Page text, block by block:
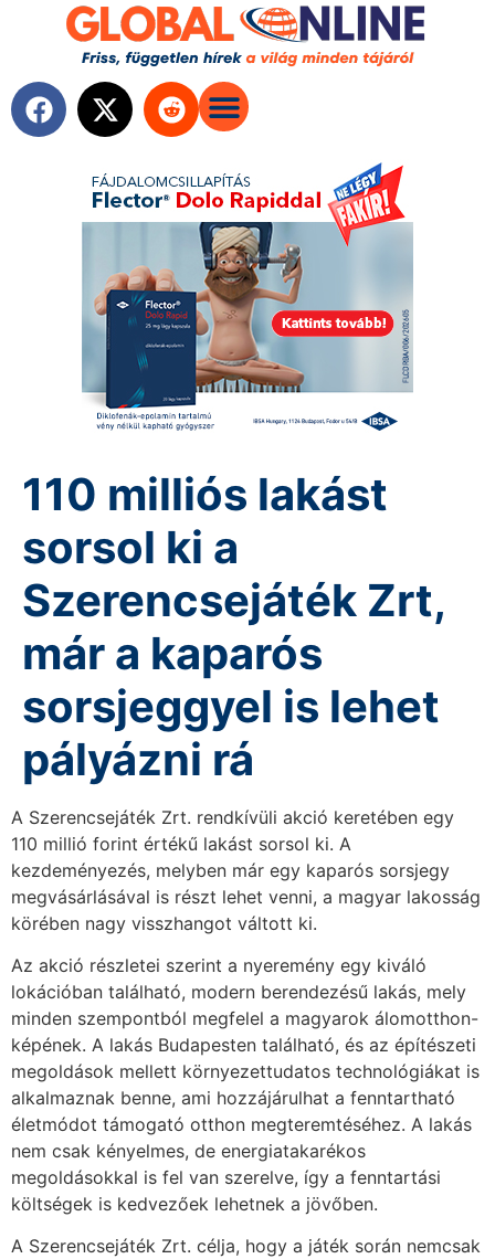
110 milliós lakást
sorsol ki a
Szerencsejáték Zrt,
már a kaparós
sorsjeggyel is lehet
pályázni rá
A Szerencsejáték Zrt. rendkívüli akció keretében egy
110 millió forint értékű lakást sorsol ki. A
kezdeményezés, melyben már egy kaparós sorsjegy
megvásárlásával is részt lehet venni, a magyar lakosság
körében nagy visszhangot váltott ki.
Az akció részletei szerint a nyeremény egy kiváló
lokációban található, modern berendezésű lakás, mely
minden szempontból megfelel a magyarok álomotthon-
képének. A lakás Budapesten található, és az építészeti
megoldások mellett környezettudatos technológiákat is
alkalmaznak benne, ami hozzájárulhat a fenntartható
életmódot támogató otthon megteremtéséhez. A lakás
nem csak kényelmes, de energiatakarékos
megoldásokkal is fel van szerelve, így a fenntartási
költségek is kedvezőek lehetnek a jövőben.
A Szerencsejáték Zrt. célja, hogy a játék során nemcsak